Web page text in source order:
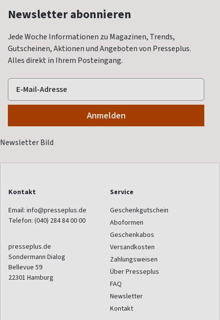
Newsletter abonnieren
Jede Woche Informationen zu Magazinen, Trends,
Gutscheinen, Aktionen und Angeboten von Presseplus.
Alles direkt in Ihrem Posteingang.
Kontakt
Email: info@presseplus.de
Telefon: (040) 284 84 00 00
presseplus.de
Sondermann Dialog
Bellevue 59
22301 Hamburg
Service
Geschenkgutschein
Aboformen
Geschenkabos
Versandkosten
Zahlungsweisen
Über Presseplus
FAQ
Newsletter
Kontakt